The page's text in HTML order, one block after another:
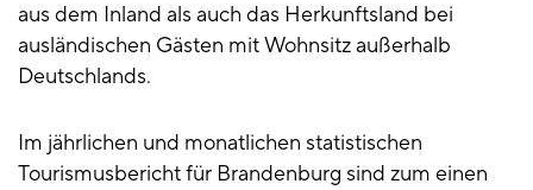
aus dem Inland als auch das Herkunftsland bei
ausländischen Gästen mit Wohnsitz außerhalb
Deutschlands.
Im jährlichen und monatlichen statistischen
Tourismusbericht für Brandenburg sind zum einen